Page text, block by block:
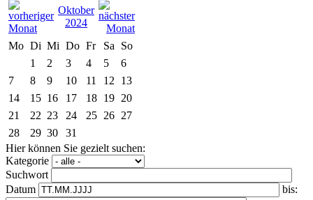
Oktober
2024
Mo Di Mi Do Fr Sa
So
1
2 3 4 5
6
7
8 9 10 11 12
13
14
15 16 17 18 19 20
21
22 23 24 25 26 27
28
29 30
31
Hier können Sie gezielt suchen:
Kategorie
Suchwort
Datum
bis: